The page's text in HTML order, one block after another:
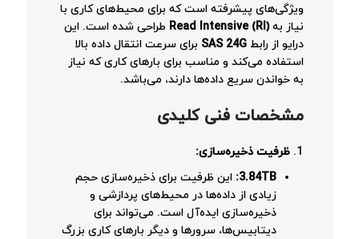
ویژگی‌های پیشرفته است که برای محیط‌های کاری با
نیاز بهRead Intensive (RI) طراحی شده است. این
درایو از رابط SAS 24G برای سرعت انتقال داده بالا
استفاده می‌کند و مناسب برای بارهای کاری که نیاز
به خواندن سریع داده‌ها دارند، می‌باشد.
مشخصات فنی کلیدی
ظرفیت ذخیره‌سازی:
3.84TB: این ظرفیت برای ذخیره‌سازی حجم
زیادی از داده‌ها در محیط‌های پردازشی و
ذخیره‌سازی ایده‌آل است. می‌تواند برای
دیتابیس‌ها، سرورها و دیگر بارهای کاری بزرگ